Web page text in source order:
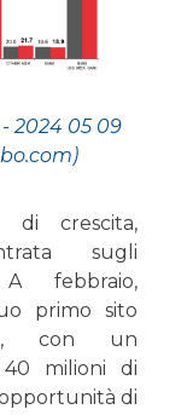
2024 05 09
di crescita,
sugli
febbraio,
primo sito
con un
milioni di
di